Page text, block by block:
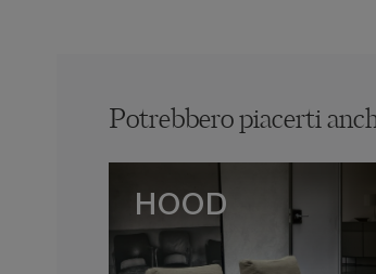
Potrebbero piacerti
HOOD